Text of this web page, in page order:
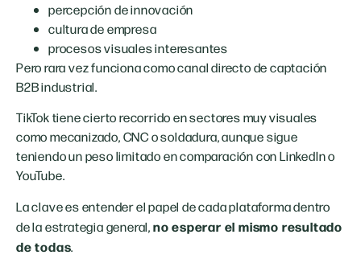
percepción de innovación
cultura de empresa
procesos visuales interesantes
Pero rara vez funciona como canal directo de captación
B2B industrial.
TikTok tiene cierto recorrido en sectores muy visuales
como mecanizado, CNC o soldadura, aunque sigue
teniendo un peso limitado en comparación con LinkedIn o
YouTube.
La clave es entender el papel de cada plataforma dentro
de la estrategia general,no esperar el mismo resultado
de todas.